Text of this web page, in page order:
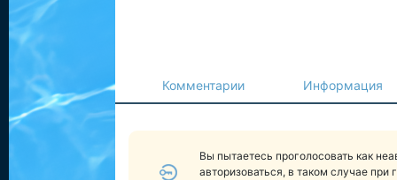
Комментарии Информация
Вы пытаетесь проголосовать как
авторизоваться, в таком случае при